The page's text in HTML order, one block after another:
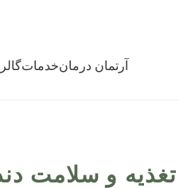
آرتمان درمانخدمات
تغذیه و سلامت